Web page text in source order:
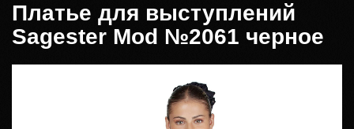
Платье для выступлений
Sagester Mod №2061 черное